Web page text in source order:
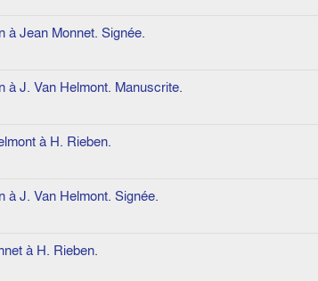
à Jean Monnet. Signée.
à J. Van Helmont. Manuscrite.
à H. Rieben.
à J. Van Helmont. Signée.
à H. Rieben.